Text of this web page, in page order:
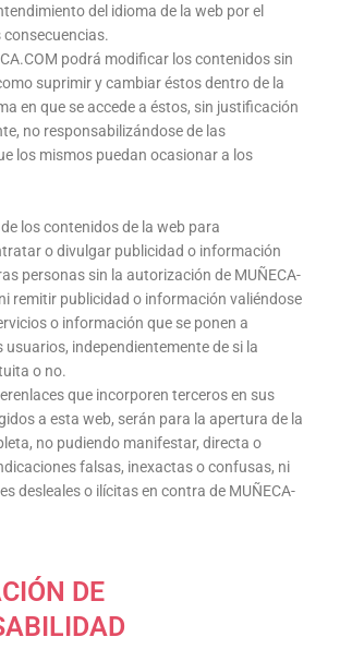
del idioma de la web por el
consecuencias.
podrá modificar los contenidos sin
suprimir y cambiar éstos dentro de la
en que se accede a éstos, sin justificación
no responsabilizándose de las
los mismos puedan ocasionar a los
los contenidos de la web para
o divulgar publicidad o información
personas sin la autorización de MUÑECA-
remitir publicidad o información valiéndose
o información que se ponen a
usuarios, independientemente de si la
o no.
que incorporen terceros en sus
a esta web, serán para la apertura de la
no pudiendo manifestar, directa o
falsas, inexactas o confusas, ni
desleales o ilícitas en contra de MUÑECA-
DE